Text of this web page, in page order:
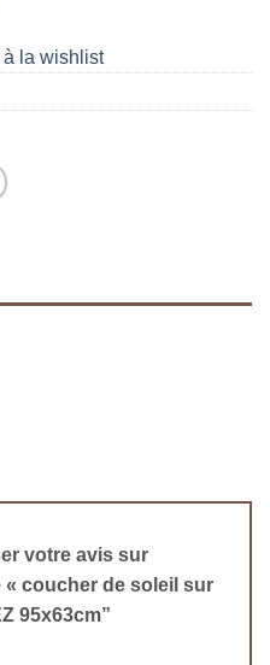
la wishlist
votre avis sur
coucher de soleil sur
95x63cm”